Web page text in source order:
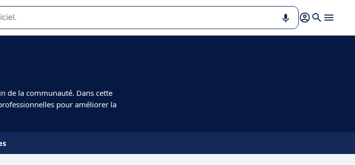
SaaS en entreprise.
de la communauté. Dans cette
pour améliorer la